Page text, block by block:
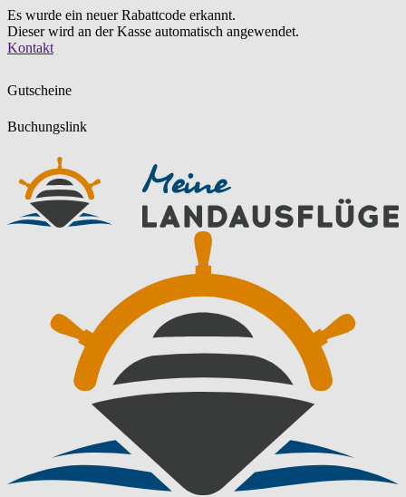
Es wurde ein neuer Rabattcode erkannt.
Dieser wird an der Kasse automatisch angewendet.
Zum
Kontakt
Gutscheine
Buchungslink